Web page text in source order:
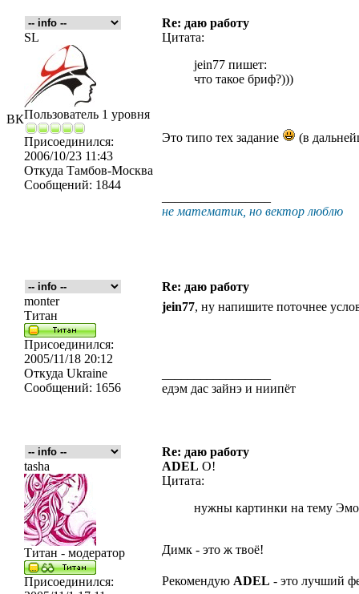
ВК
Re: даю работу
SL
Пользователь 1 уровня
Присоединился:
2006/10/23 11:43
Откуда Тамбов-Москва
Сообщений: 1844
Цитата:
jein77 пишет:
что такое бриф?)))
Это типо тех задание (в
не математик, но вектор люблю
Re: даю работу
monter
Титан
Присоединился:
2005/11/18 20:12
Откуда Ukraine
Сообщений: 1656
jein77, ну напишите поточнее
едэм дас зайнэ и ниипёт
Re: даю работу
tasha
Титан - модератор
Присоединился:
ADEL О!
Цитата:
нужны картинки на тему
Димк - это ж твоё!
Рекомендую ADEL - это лучший